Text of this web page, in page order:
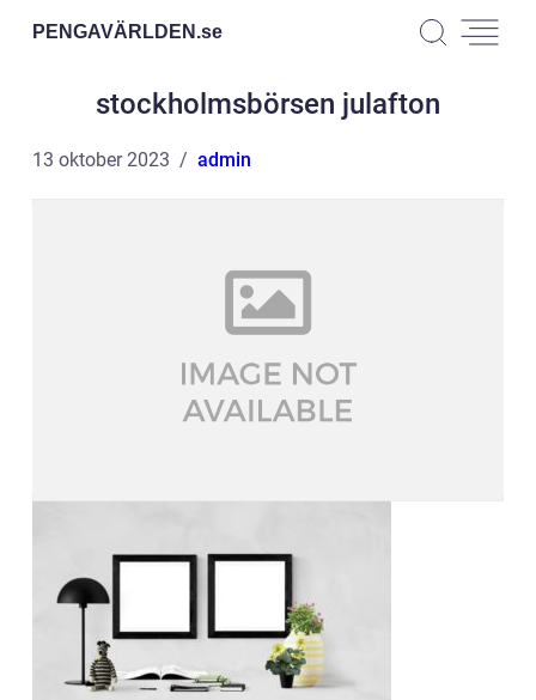
PENGAVÄRLDEN.se
stockholmsbörsen julafton
13 oktober 2023 admin